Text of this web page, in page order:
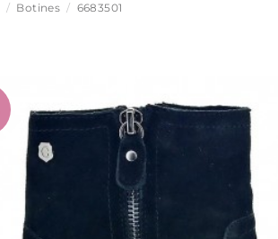
Botines 6683501